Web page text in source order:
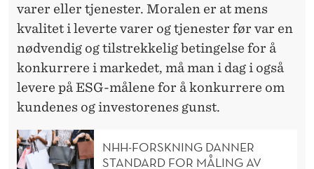
varer eller tjenester. Moralen er at mens
kvalitet i leverte varer og tjenester før var en
nødvendig og tilstrekkelig betingelse for å
konkurrere i markedet, må man i dag i også
levere på ESG-målene for å konkurrere om
kundenes og investorenes gunst.
NHH-FORSKNING DANNER
STANDARD FOR MÅLING AV